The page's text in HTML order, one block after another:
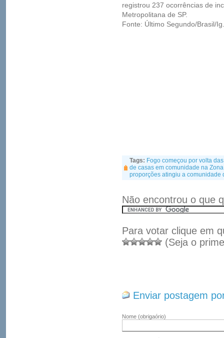
registrou 237 ocorrências de
Metropolitana de SP.
Fonte: Último Segundo/Brasil/
Tags: Fogo começou por volta
de casas em comunidade na
proporções atingiu a comunidade
Não encontrou o que
Para votar clique em
(Seja o
Enviar postagem
Nome (obrigaório)